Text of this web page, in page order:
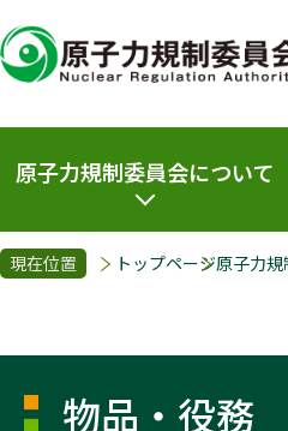
原子力規制委員会について
現在位置 トップページ原子力規
物品・役務